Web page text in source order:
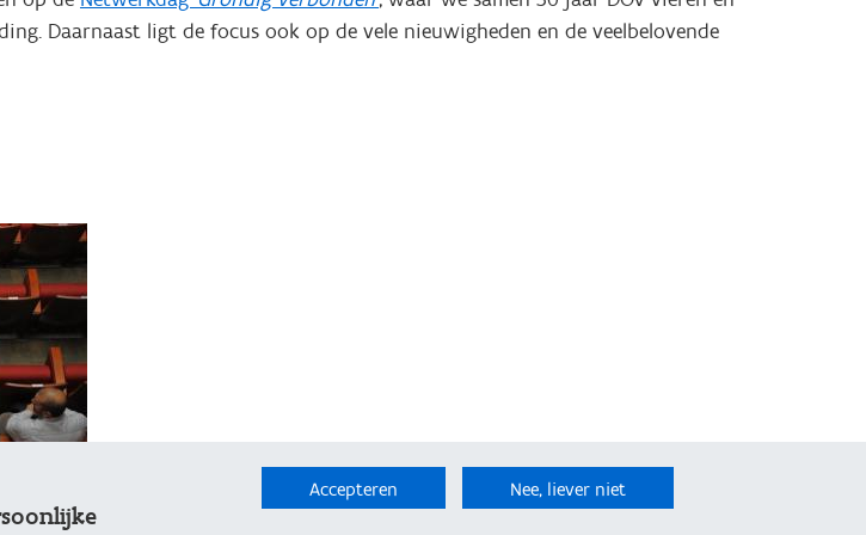
Daarnaast ligt de focus ook op de vele nieuwigheden en de veelbelovende
Accepteren Nee, liever niet